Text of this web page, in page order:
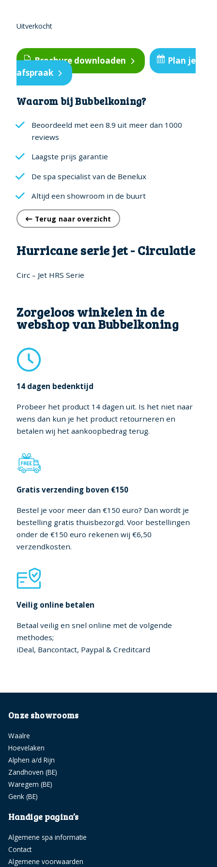
Uitverkocht
Brochure downloaden
Plan je
afspraak
Waarom bij Bubbelkoning?
Beoordeeld met een 8.9 uit meer dan 1000
reviews
Laagste prijs garantie
De spa specialist van de Benelux
Altijd een showroom in de buurt
Terug naar overzicht
Hurricane serie jet - Circulatie
Circ – Jet HRS Serie
Zorgeloos winkelen in de
webshop van Bubbelkoning
14 dagen bedenktijd
Probeer het product 14 dagen uit. Is het niet naar
wens dan kun je het product retourneren en
betalen wij het aankoopbedrag terug.
Gratis verzending boven €150
Bestel je voor meer dan €150 euro? Dan wordt je
bestelling gratis thuisbezorgd. Voor bestellingen
onder de €150 euro rekenen wij €6,50
verzendkosten.
Veilig online betalen
Betaal veilig en snel online met de volgende
methodes;
iDeal, Bancontact, Paypal & Creditcard
Onze showrooms
Waalre
Hoevelaken
Alphen a/d Rijn
Zandhoven (BE)
Waregem (BE)
Genk (BE)
Handige pagina’s
Algemene spa informatie
Contact
Algemene voorwaarden